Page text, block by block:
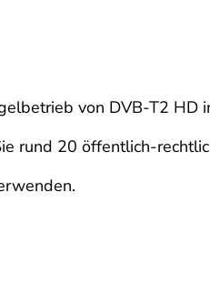
von DVB-T2 HD
rund 20 öffentlich-